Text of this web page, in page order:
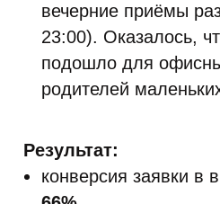
вечерние приёмы
23:00). Оказалось,
подошло для
родителей
Результат:
конверсия заявки в